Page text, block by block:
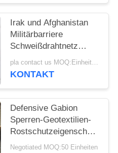
Irak und Afghanistan
Militärbarriere
Schweißdrahtnetz
Hesco
Verteidigungsbarriere
pla contact us MOQ:Einheit 10
KONTAKT
Defensive Gabion
Sperren-Geotextilien-
Rostschutzeigenschaft
Gavanized
Negotiated MOQ:50 Einheiten